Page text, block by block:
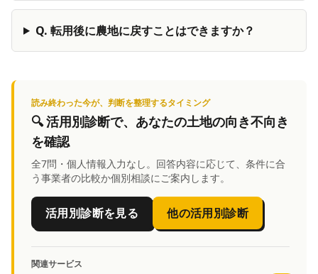
Q. 転用後に農地に戻すことはできますか？
読み終わった今が、判断を整理するタイミング
🔍活用別診断で、あなたの土地の向き不向き
を確認
全7問・個人情報入力なし。回答内容に応じて、条件に合
う事業者の比較か個別相談にご案内します。
活用別診断を見る 他の活用別診断
関連サービス